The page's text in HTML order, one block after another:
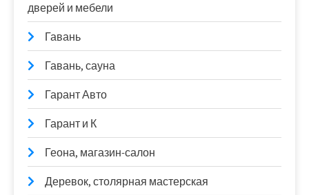
дверей и мебели
Гавань
Гавань, сауна
Гарант Авто
Гарант и К
Геона, магазин-салон
Деревок, столярная мастерская